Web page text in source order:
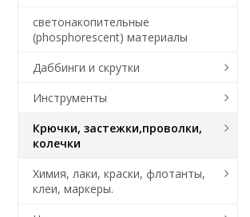
светонакопительные
(phosphorescent) материалы
Даббинги и скрутки
Инструменты
Крючки, застежки,проволки,
колечки
Химия, лаки, краски, флотанты,
клеи, маркеры.